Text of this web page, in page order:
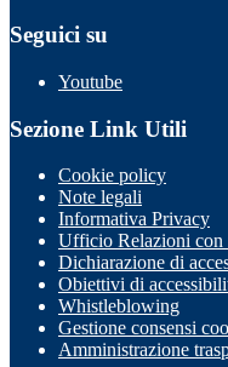
Seguici su
Youtube
Sezione Link Utili
Cookie policy
Note legali
Informativa Privacy
Ufficio Relazioni con
Dichiarazione di
Obiettivi di
Whistleblowing
Gestione consensi
Amministrazione